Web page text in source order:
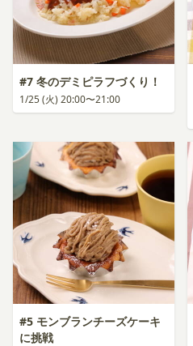
#7 冬のデミピラフづくり！
1/25 (火) 20:00〜21:00
#5 モンブランチーズケーキ
に挑戦